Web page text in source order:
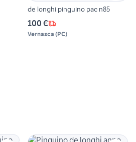
de longhi pinguino pac n85
100 €
Vernasca (PC)